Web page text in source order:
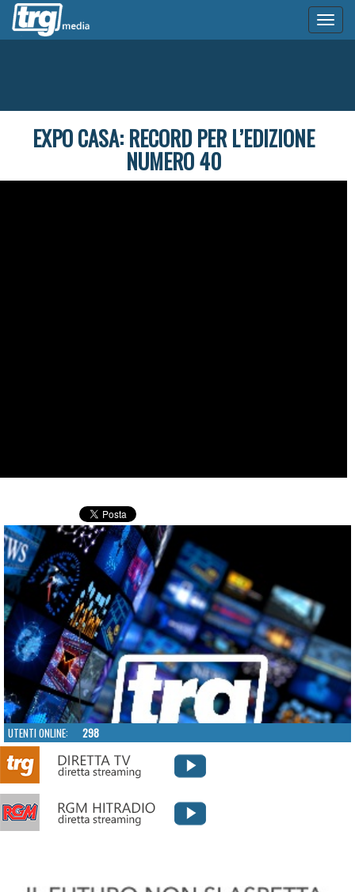
EXPO CASA: RECORD PER L’EDIZIONE
NUMERO 40
UTENTI ONLINE: 298